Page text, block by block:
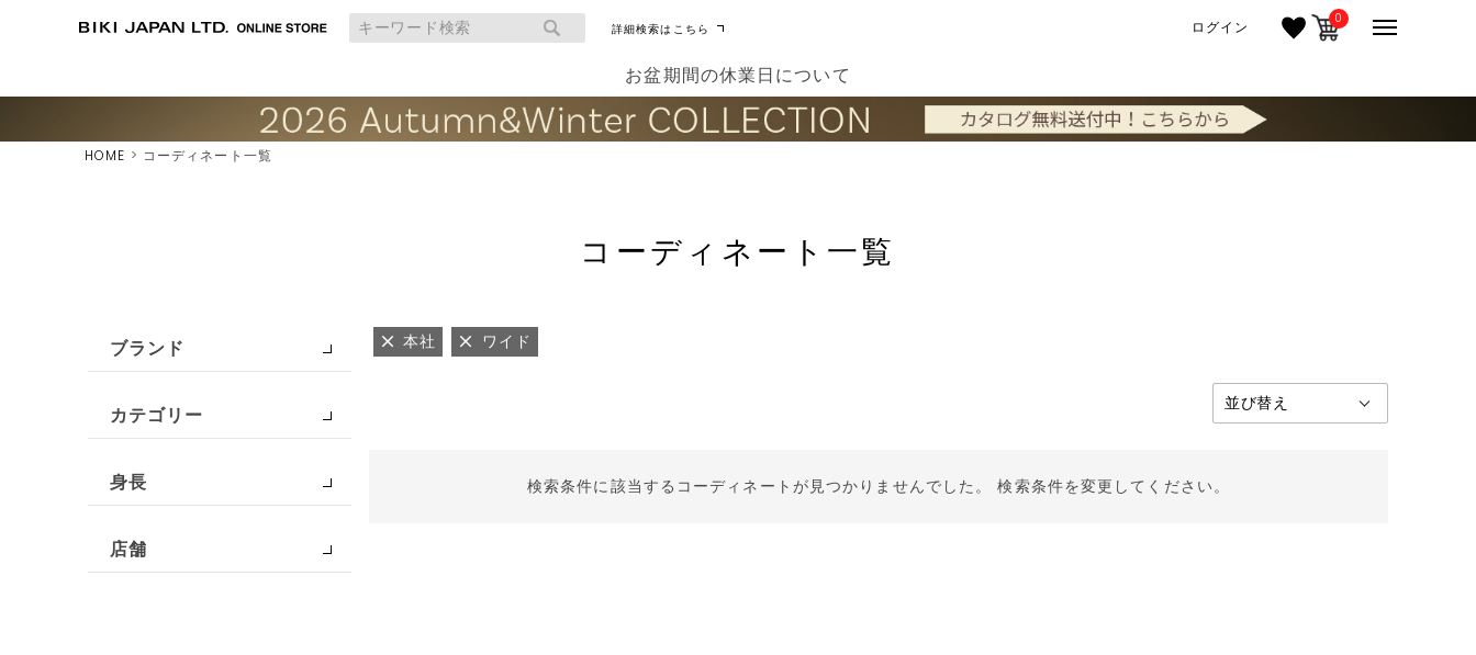
詳細検索はこちら ログイン 0
お盆期間の休業日について
HOME コーディネート一覧
コーディネート一覧
ブランド
カテゴリー
身長
店舗
本社 ワイド
検索条件に該当するコーディネートが見つかりませんでした。 検索条件を変更してください。